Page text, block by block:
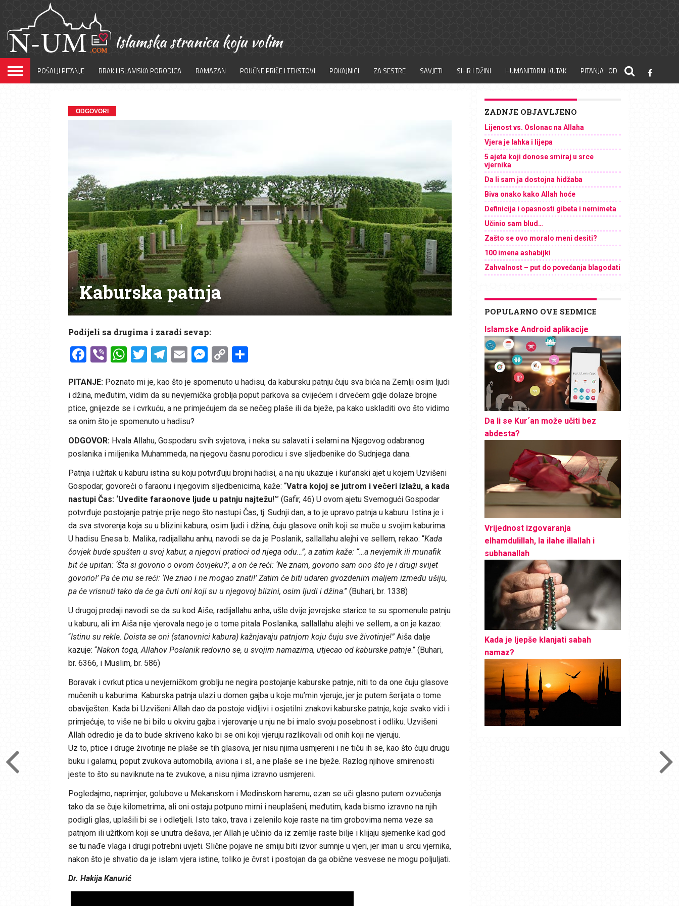
POŠALJI PITANJE BRAK I ISLAMSKA PORODICA RAMAZAN POUČNE PRIČE I TEKSTOVI POKAJNICI ZA SESTRE SAVJETI SIHR I DŽINI HUMANITARNI KUTAK PITANJA I ODGOVORI
ODGOVORI
Kaburska patnja
Podijeli sa drugima i zaradi sevap:
Facebook
ViberWhatsApp
Twitter
Telegram
EmailMessenger
Copy
PITANJE:Poznato mi je, kao što je spomenuto u hadisu, da kabursku patnju čuju sva bića na Zemlji osim ljudi
i džina, međutim, vidim da su nevjernička groblja poput parkova sa cvijećem i drvećem gdje dolaze brojne
ptice, gnijezde se i cvrkuću, a ne primjećujem da se nečeg plaše ili da bježe, pa kako uskladiti ovo što vidimo
sa onim što je spomenuto u hadisu?
ODGOVOR:Hvala Allahu, Gospodaru svih svjetova, i neka su salavati i selami na Njegovog odabranog
poslanika i miljenika Muhammeda, na njegovu časnu porodicu i sve sljedbenike do Sudnjega dana.
Patnja i užitak u kaburu istina su koju potvrđuju brojni hadisi, a na nju ukazuje i kur’anski ajet u kojem Uzvišeni
Gospodar, govoreći o faraonu i njegovim sljedbenicima, kaže: “Vatra kojoj se jutrom i večeri izlažu, a kada
nastupi Čas: ‘Uvedite faraonove ljude u patnju najtežu!’” (Gafir, 46) U ovom ajetu Svemogući Gospodar
potvrđuje postojanje patnje prije nego što nastupi Čas, tj. Sudnji dan, a to je upravo patnja u kaburu. Istina je i
da sva stvorenja koja su u blizini kabura, osim ljudi i džina, čuju glasove onih koji se muče u svojim kaburima.
U hadisu Enesa b. Malika, radijallahu anhu, navodi se da je Poslanik, sallallahu alejhi ve sellem, rekao: “Kada
čovjek bude spušten u svoj kabur, a njegovi pratioci od njega odu…”, a zatim kaže: “…a nevjernik ili munafik
bit će upitan: ‘Šta si govorio o ovom čovjeku?’, a on će reći: ‘Ne znam, govorio sam ono što je i drugi svijet
govorio!’ Pa će mu se reći: ‘Ne znao i ne mogao znati!’ Zatim će biti udaren gvozdenim maljem između ušiju,
pa će vrisnuti tako da će ga čuti oni koji su u njegovoj blizini, osim ljudi i džina.” (Buhari, br. 1338)
U drugoj predaji navodi se da su kod Aiše, radijallahu anha, ušle dvije jevrejske starice te su spomenule patnju
u kaburu, ali im Aiša nije vjerovala nego je o tome pitala Poslanika, sallallahu alejhi ve sellem, a on je kazao:
“Istinu su rekle. Doista se oni (stanovnici kabura) kažnjavaju patnjom koju čuju sve životinje!”Aiša dalje
kazuje: “Nakon toga, Allahov Poslanik redovno se, u svojim namazima, utjecao od kaburske patnje.” (Buhari,
br. 6366, i Muslim, br. 586)
Boravak i cvrkut ptica u nevjerničkom groblju ne negira postojanje kaburske patnje, niti to da one čuju glasove
mučenih u kaburima. Kaburska patnja ulazi u domen gajba u koje mu’min vjeruje, jer je putem šerijata o tome
obaviješten. Kada bi Uzvišeni Allah dao da postoje vidljivi i osjetilni znakovi kaburske patnje, koje svako vidi i
primjećuje, to više ne bi bilo u okviru gajba i vjerovanje u nju ne bi imalo svoju posebnost i odliku. Uzvišeni
Allah odredio je da to bude skriveno kako bi se oni koji vjeruju razlikovali od onih koji ne vjeruju.
Uz to, ptice i druge životinje ne plaše se tih glasova, jer nisu njima usmjereni i ne tiču ih se, kao što čuju drugu
buku i galamu, poput zvukova automobila, aviona i sl., a ne plaše se i ne bježe. Razlog njihove smirenosti
jeste to što su naviknute na te zvukove, a nisu njima izravno usmjereni.
Pogledajmo, naprimjer, golubove u Mekanskom i Medinskom haremu, ezan se uči glasno putem ozvučenja
tako da se čuje kilometrima, ali oni ostaju potpuno mirni i neuplašeni, međutim, kada bismo izravno na njih
podigli glas, uplašili bi se i odletjeli. Isto tako, trava i zelenilo koje raste na tim grobovima nema veze sa
patnjom ili užitkom koji se unutra dešava, jer Allah je učinio da iz zemlje raste bilje i klijaju sjemenke kad god
se tu nađe vlaga i drugi potrebni uvjeti. Slične pojave ne smiju biti izvor sumnje u vjeri, jer iman u srcu vjernika,
nakon što je shvatio da je islam vjera istine, toliko je čvrst i postojan da ga obične vesvese ne mogu poljuljati.
Dr. Hakija Kanurić
ZADNJE OBJAVLJENO
Lijenost vs. Oslonac na Allaha
Vjera je lahka i lijepa
5 ajeta koji donose smiraj u srce
vjernika
Da li sam ja dostojna hidžaba
Biva onako kako Allah hoće
Definicija i opasnosti gibeta i nemimeta
Učinio sam blud…
Zašto se ovo moralo meni desiti?
100 imena ashabijki
Zahvalnost – put do povećanja blagodati
POPULARNO OVE SEDMICE
Islamske Android aplikacije
Da li se Kur´an može učiti bez
abdesta?
Vrijednost izgovaranja
elhamdulillah, la ilahe illallah i
subhanallah
Kada je ljepše klanjati sabah
namaz?